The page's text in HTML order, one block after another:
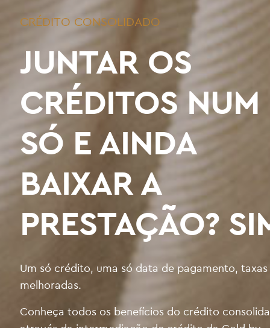
CRÉDITO CONSOLIDADO
JUNTAR OS
CRÉDITOS NUM
SÓ E AINDA
BAIXAR A
PRESTAÇÃO?
Um só crédito, uma só data de pagamento, taxas
melhoradas.
Conheça todos os benefícios do crédito